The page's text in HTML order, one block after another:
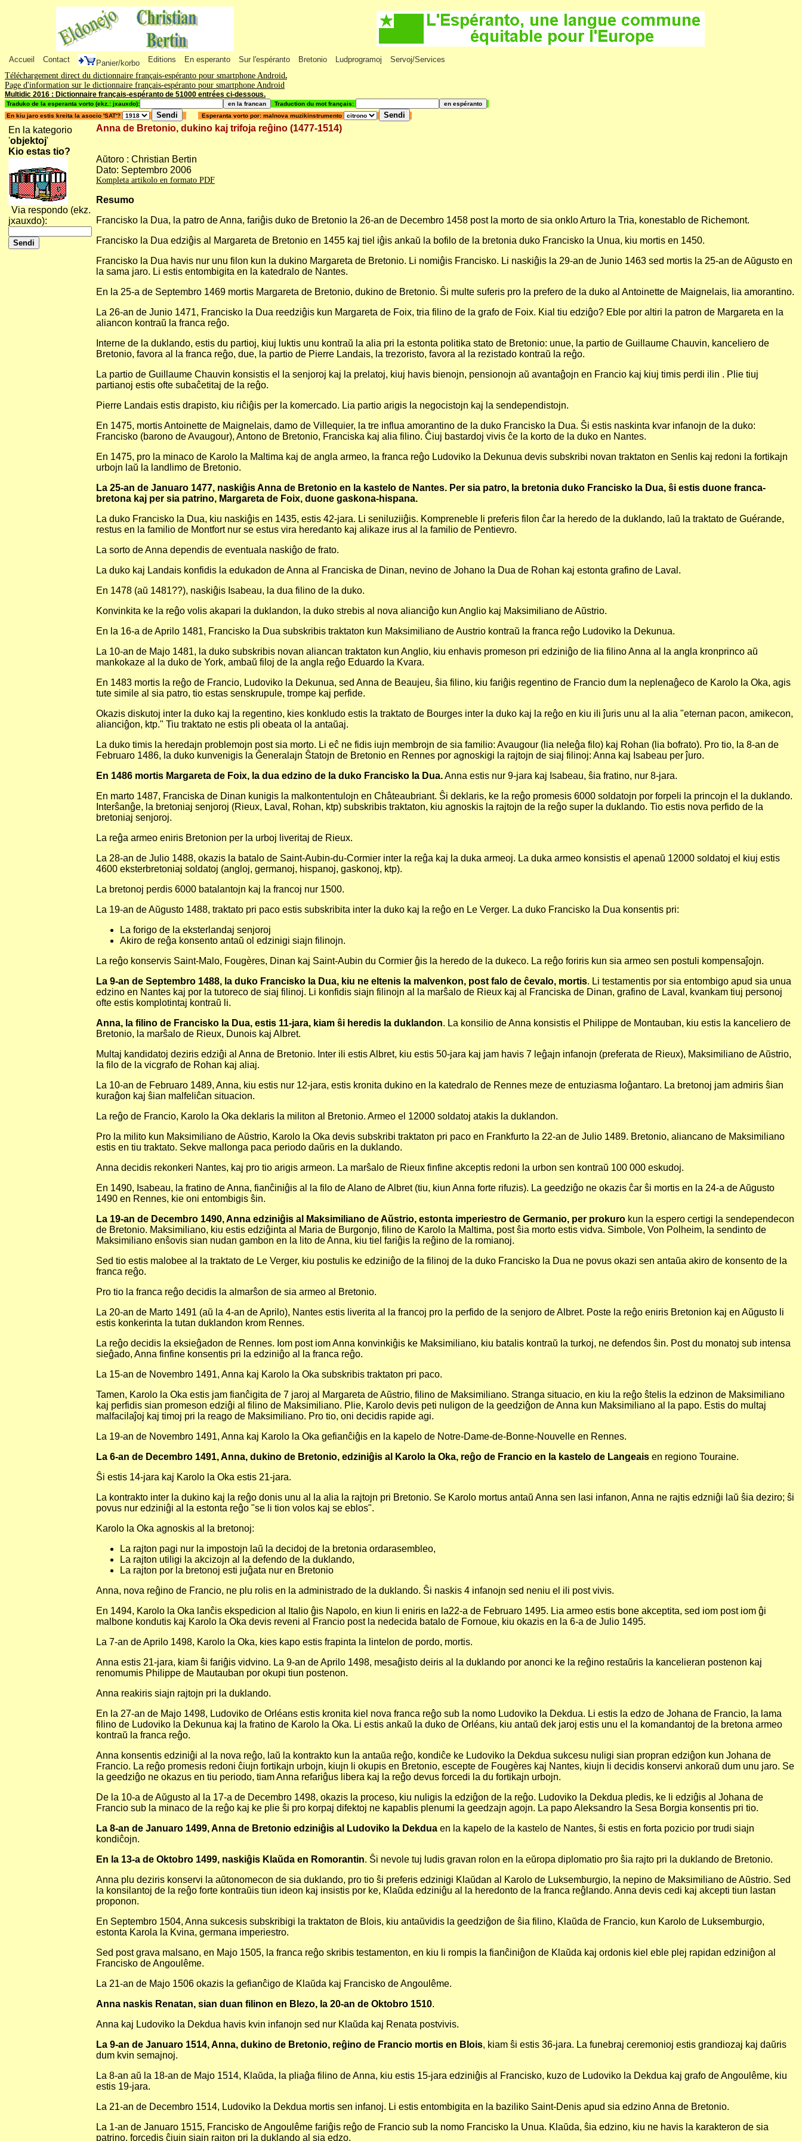
Accueil Contact Panier/korbo Editions En esperanto Sur l'espéranto Bretonio Ludprogramoj
Servoj/Services
Téléchargement direct du dictionnaire français-espéranto pour smartphone Android.
Page d'information sur le dictionnaire français-espéranto pour smartphone Android
Multidic 2016 : Dictionnaire français-espéranto de 51000 entrées ci-dessous.
Traduko de la esperanta vorto (ekz.: jxauxdo):
Traduction du mot français:
En kiu jaro estis kreita la asocio 'SAT'?
Esperanta vorto por: malnova muzikinstrumento
En la kategorio
'objektoj'
Kio estas tio?
Via respondo (ekz.
jxauxdo):
Anna de Bretonio, dukino kaj trifoja reĝino (1477-1514)
Aŭtoro : Christian Bertin
Dato: Septembro 2006
Kompleta artikolo en formato PDF
Resumo
Francisko la Dua, la patro de Anna, fariĝis duko de Bretonio la 26-an de Decembro 1458 post la morto de sia onklo Arturo la Tria, konestablo de Richemont.
Francisko la Dua edziĝis al Margareta de Bretonio en 1455 kaj tiel iĝis ankaŭ la bofilo de la bretonia duko Francisko la Unua, kiu mortis en 1450.
Francisko la Dua havis nur unu filon kun la dukino Margareta de Bretonio. Li nomiĝis Francisko. Li naskiĝis la 29-an de Junio 1463 sed mortis la 25-an de Aŭgusto en
la sama jaro. Li estis entombigita en la katedralo de Nantes.
En la 25-a de Septembro 1469 mortis Margareta de Bretonio, dukino de Bretonio. Ŝi multe suferis pro la prefero de la duko al Antoinette de Maignelais, lia amorantino.
La 26-an de Junio 1471, Francisko la Dua reedziĝis kun Margareta de Foix, tria filino de la grafo de Foix. Kial tiu edziĝo? Eble por altiri la patron de Margareta en la
aliancon kontraŭ la franca reĝo.
Interne de la duklando, estis du partioj, kiuj luktis unu kontraŭ la alia pri la estonta politika stato de Bretonio: unue, la partio de Guillaume Chauvin, kanceliero de
Bretonio, favora al la franca reĝo, due, la partio de Pierre Landais, la trezoristo, favora al la rezistado kontraŭ la reĝo.
La partio de Guillaume Chauvin konsistis el la senjoroj kaj la prelatoj, kiuj havis bienojn, pensionojn aŭ avantaĝojn en Francio kaj kiuj timis perdi ilin . Plie tiuj
partianoj estis ofte subaĉetitaj de la reĝo.
Pierre Landais estis drapisto, kiu riĉiĝis per la komercado. Lia partio arigis la negocistojn kaj la sendependistojn.
En 1475, mortis Antoinette de Maignelais, damo de Villequier, la tre influa amorantino de la duko Francisko la Dua. Ŝi estis naskinta kvar infanojn de la duko:
Francisko (barono de Avaugour), Antono de Bretonio, Franciska kaj alia filino. Ĉiuj bastardoj vivis ĉe la korto de la duko en Nantes.
En 1475, pro la minaco de Karolo la Maltima kaj de angla armeo, la franca reĝo Ludoviko la Dekunua devis subskribi novan traktaton en Senlis kaj redoni la fortikajn
urbojn laŭ la landlimo de Bretonio.
La 25-an de Januaro 1477, naskiĝis Anna de Bretonio en la kastelo de Nantes. Per sia patro, la bretonia duko Francisko la Dua, ŝi estis duone franca-
bretona kaj per sia patrino, Margareta de Foix, duone gaskona-hispana.
La duko Francisko la Dua, kiu naskiĝis en 1435, estis 42-jara. Li seniluziiĝis. Kompreneble li preferis filon ĉar la heredo de la duklando, laŭ la traktato de Guérande,
restus en la familio de Montfort nur se estus vira heredanto kaj alikaze irus al la familio de Pentievro.
La sorto de Anna dependis de eventuala naskiĝo de frato.
La duko kaj Landais konfidis la edukadon de Anna al Franciska de Dinan, nevino de Johano la Dua de Rohan kaj estonta grafino de Laval.
En 1478 (aŭ 1481??), naskiĝis Isabeau, la dua filino de la duko.
Konvinkita ke la reĝo volis akapari la duklandon, la duko strebis al nova alianciĝo kun Anglio kaj Maksimiliano de Aŭstrio.
En la 16-a de Aprilo 1481, Francisko la Dua subskribis traktaton kun Maksimiliano de Austrio kontraŭ la franca reĝo Ludoviko la Dekunua.
La 10-an de Majo 1481, la duko subskribis novan aliancan traktaton kun Anglio, kiu enhavis promeson pri edziniĝo de lia filino Anna al la angla kronprinco aŭ
mankokaze al la duko de York, ambaŭ filoj de la angla reĝo Eduardo la Kvara.
En 1483 mortis la reĝo de Francio, Ludoviko la Dekunua, sed Anna de Beaujeu, ŝia filino, kiu fariĝis regentino de Francio dum la neplenaĝeco de Karolo la Oka, agis
tute simile al sia patro, tio estas senskrupule, trompe kaj perfide.
Okazis diskutoj inter la duko kaj la regentino, kies konkludo estis la traktato de Bourges inter la duko kaj la reĝo en kiu ili ĵuris unu al la alia "eternan pacon, amikecon,
alianciĝon, ktp." Tiu traktato ne estis pli obeata ol la antaŭaj.
La duko timis la heredajn problemojn post sia morto. Li eĉ ne fidis iujn membrojn de sia familio: Avaugour (lia neleĝa filo) kaj Rohan (lia bofrato). Pro tio, la 8-an de
Februaro 1486, la duko kunvenigis la Ĝeneralajn Ŝtatojn de Bretonio en Rennes por agnoskigi la rajtojn de siaj filinoj: Anna kaj Isabeau per ĵuro.
En 1486 mortis Margareta de Foix, la dua edzino de la duko Francisko la Dua.Anna estis nur 9-jara kaj Isabeau, ŝia fratino, nur 8-jara.
En marto 1487, Franciska de Dinan kunigis la malkontentulojn en Châteaubriant. Ŝi deklaris, ke la reĝo promesis 6000 soldatojn por forpeli la princojn el la duklando.
Interŝanĝe, la bretoniaj senjoroj (Rieux, Laval, Rohan, ktp) subskribis traktaton, kiu agnoskis la rajtojn de la reĝo super la duklando. Tio estis nova perfido de la
bretoniaj senjoroj.
La reĝa armeo eniris Bretonion per la urboj liveritaj de Rieux.
La 28-an de Julio 1488, okazis la batalo de Saint-Aubin-du-Cormier inter la reĝa kaj la duka armeoj. La duka armeo konsistis el apenaŭ 12000 soldatoj el kiuj estis
4600 eksterbretoniaj soldatoj (angloj, germanoj, hispanoj, gaskonoj, ktp).
La bretonoj perdis 6000 batalantojn kaj la francoj nur 1500.
La 19-an de Aŭgusto 1488, traktato pri paco estis subskribita inter la duko kaj la reĝo en Le Verger. La duko Francisko la Dua konsentis pri:
La forigo de la eksterlandaj senjoroj
Akiro de reĝa konsento antaŭ ol edzinigi siajn filinojn.
La reĝo konservis Saint-Malo, Fougères, Dinan kaj Saint-Aubin du Cormier ĝis la heredo de la dukeco. La reĝo foriris kun sia armeo sen postuli kompensaĵojn.
La 9-an de Septembro 1488, la duko Francisko la Dua, kiu ne eltenis la malvenkon, post falo de ĉevalo, mortis. Li testamentis por sia entombigo apud sia unua
edzino en Nantes kaj por la tutoreco de siaj filinoj. Li konfidis siajn filinojn al la marŝalo de Rieux kaj al Franciska de Dinan, grafino de Laval, kvankam tiuj personoj
ofte estis komplotintaj kontraŭ li.
Anna, la filino de Francisko la Dua, estis 11-jara, kiam ŝi heredis la duklandon. La konsilio de Anna konsistis el Philippe de Montauban, kiu estis la kanceliero de
Bretonio, la marŝalo de Rieux, Dunois kaj Albret.
Multaj kandidatoj deziris edziĝi al Anna de Bretonio. Inter ili estis Albret, kiu estis 50-jara kaj jam havis 7 leĝajn infanojn (preferata de Rieux), Maksimiliano de Aŭstrio,
la filo de la vicgrafo de Rohan kaj aliaj.
La 10-an de Februaro 1489, Anna, kiu estis nur 12-jara, estis kronita dukino en la katedralo de Rennes meze de entuziasma loĝantaro. La bretonoj jam admiris ŝian
kuraĝon kaj ŝian malfeliĉan situacion.
La reĝo de Francio, Karolo la Oka deklaris la militon al Bretonio. Armeo el 12000 soldatoj atakis la duklandon.
Pro la milito kun Maksimiliano de Aŭstrio, Karolo la Oka devis subskribi traktaton pri paco en Frankfurto la 22-an de Julio 1489. Bretonio, aliancano de Maksimiliano
estis en tiu traktato. Sekve mallonga paca periodo daŭris en la duklando.
Anna decidis rekonkeri Nantes, kaj pro tio arigis armeon. La marŝalo de Rieux finfine akceptis redoni la urbon sen kontraŭ 100 000 eskudoj.
En 1490, Isabeau, la fratino de Anna, fianĉiniĝis al la filo de Alano de Albret (tiu, kiun Anna forte rifuzis). La geedziĝo ne okazis ĉar ŝi mortis en la 24-a de Aŭgusto
1490 en Rennes, kie oni entombigis ŝin.
La 19-an de Decembro 1490, Anna edziniĝis al Maksimiliano de Aŭstrio, estonta imperiestro de Germanio, per prokuro kun la espero certigi la sendependecon
de Bretonio. Maksimiliano, kiu estis edziĝinta al Maria de Burgonjo, filino de Karolo la Maltima, post ŝia morto estis vidva. Simbole, Von Polheim, la sendinto de
Maksimiliano enŝovis sian nudan gambon en la lito de Anna, kiu tiel fariĝis la reĝino de la romianoj.
Sed tio estis malobee al la traktato de Le Verger, kiu postulis ke edziniĝo de la filinoj de la duko Francisko la Dua ne povus okazi sen antaŭa akiro de konsento de la
franca reĝo.
Pro tio la franca reĝo decidis la almarŝon de sia armeo al Bretonio.
La 20-an de Marto 1491 (aŭ la 4-an de Aprilo), Nantes estis liverita al la francoj pro la perfido de la senjoro de Albret. Poste la reĝo eniris Bretonion kaj en Aŭgusto li
estis konkerinta la tutan duklandon krom Rennes.
La reĝo decidis la eksieĝadon de Rennes. Iom post iom Anna konvinkiĝis ke Maksimiliano, kiu batalis kontraŭ la turkoj, ne defendos ŝin. Post du monatoj sub intensa
sieĝado, Anna finfine konsentis pri la edziniĝo al la franca reĝo.
La 15-an de Novembro 1491, Anna kaj Karolo la Oka subskribis traktaton pri paco.
Tamen, Karolo la Oka estis jam fianĉigita de 7 jaroj al Margareta de Aŭstrio, filino de Maksimiliano. Stranga situacio, en kiu la reĝo ŝtelis la edzinon de Maksimiliano
kaj perfidis sian promeson edziĝi al filino de Maksimiliano. Plie, Karolo devis peti nuligon de la geedziĝon de Anna kun Maksimiliano al la papo. Estis do multaj
malfacilaĵoj kaj timoj pri la reago de Maksimiliano. Pro tio, oni decidis rapide agi.
La 19-an de Novembro 1491, Anna kaj Karolo la Oka gefianĉiĝis en la kapelo de Notre-Dame-de-Bonne-Nouvelle en Rennes.
La 6-an de Decembro 1491, Anna, dukino de Bretonio, edziniĝis al Karolo la Oka, reĝo de Francio en la kastelo de Langeais en regiono Touraine.
Ŝi estis 14-jara kaj Karolo la Oka estis 21-jara.
La kontrakto inter la dukino kaj la reĝo donis unu al la alia la rajtojn pri Bretonio. Se Karolo mortus antaŭ Anna sen lasi infanon, Anna ne rajtis edzniĝi laŭ ŝia deziro; ŝi
povus nur edziniĝi al la estonta reĝo "se li tion volos kaj se eblos".
Karolo la Oka agnoskis al la bretonoj:
La rajton pagi nur la impostojn laŭ la decidoj de la bretonia ordarasembleo,
La rajton utiligi la akcizojn al la defendo de la duklando,
La rajton por la bretonoj esti juĝata nur en Bretonio
Anna, nova reĝino de Francio, ne plu rolis en la administrado de la duklando. Ŝi naskis 4 infanojn sed neniu el ili post vivis.
En 1494, Karolo la Oka lanĉis ekspedicion al Italio ĝis Napolo, en kiun li eniris en la22-a de Februaro 1495. Lia armeo estis bone akceptita, sed iom post iom ĝi
malbone kondutis kaj Karolo la Oka devis reveni al Francio post la nedecida batalo de Fornoue, kiu okazis en la 6-a de Julio 1495.
La 7-an de Aprilo 1498, Karolo la Oka, kies kapo estis frapinta la lintelon de pordo, mortis.
Anna estis 21-jara, kiam ŝi fariĝis vidvino. La 9-an de Aprilo 1498, mesaĝisto deiris al la duklando por anonci ke la reĝino restaŭris la kancelieran postenon kaj
renomumis Philippe de Mautauban por okupi tiun postenon.
Anna reakiris siajn rajtojn pri la duklando.
En la 27-an de Majo 1498, Ludoviko de Orléans estis kronita kiel nova franca reĝo sub la nomo Ludoviko la Dekdua. Li estis la edzo de Johana de Francio, la lama
filino de Ludoviko la Dekunua kaj la fratino de Karolo la Oka. Li estis ankaŭ la duko de Orléans, kiu antaŭ dek jaroj estis unu el la komandantoj de la bretona armeo
kontraŭ la franca reĝo.
Anna konsentis edziniĝi al la nova reĝo, laŭ la kontrakto kun la antaŭa reĝo, kondiĉe ke Ludoviko la Dekdua sukcesu nuligi sian propran edziĝon kun Johana de
Francio. La reĝo promesis redoni ĉiujn fortikajn urbojn, kiujn li okupis en Bretonio, escepte de Fougères kaj Nantes, kiujn li decidis konservi ankoraŭ dum unu jaro. Se
la geedziĝo ne okazus en tiu periodo, tiam Anna refariĝus libera kaj la reĝo devus forcedi la du fortikajn urbojn.
De la 10-a de Aŭgusto al la 17-a de Decembro 1498, okazis la proceso, kiu nuligis la edziĝon de la reĝo. Ludoviko la Dekdua pledis, ke li edziĝis al Johana de
Francio sub la minaco de la reĝo kaj ke plie ŝi pro korpaj difektoj ne kapablis plenumi la geedzajn agojn. La papo Aleksandro la Sesa Borgia konsentis pri tio.
La 8-an de Januaro 1499, Anna de Bretonio edziniĝis al Ludoviko la Dekdua en la kapelo de la kastelo de Nantes, ŝi estis en forta pozicio por trudi siajn
kondiĉojn.
En la 13-a de Oktobro 1499, naskiĝis Klaŭda en Romorantin. Ŝi nevole tuj ludis gravan rolon en la eŭropa diplomatio pro ŝia rajto pri la duklando de Bretonio.
Anna plu deziris konservi la aŭtonomecon de sia duklando, pro tio ŝi preferis edzinigi Klaŭdan al Karolo de Luksemburgio, la nepino de Maksimiliano de Aŭstrio. Sed
la konsilantoj de la reĝo forte kontraŭis tiun ideon kaj insistis por ke, Klaŭda edziniĝu al la heredonto de la franca reĝlando. Anna devis cedi kaj akcepti tiun lastan
proponon.
En Septembro 1504, Anna sukcesis subskribigi la traktaton de Blois, kiu antaŭvidis la geedziĝon de ŝia filino, Klaŭda de Francio, kun Karolo de Luksemburgio,
estonta Karola la Kvina, germana imperiestro.
Sed post grava malsano, en Majo 1505, la franca reĝo skribis testamenton, en kiu li rompis la fianĉiniĝon de Klaŭda kaj ordonis kiel eble plej rapidan edziniĝon al
Francisko de Angoulême.
La 21-an de Majo 1506 okazis la gefianĉigo de Klaŭda kaj Francisko de Angoulême.
Anna naskis Renatan, sian duan filinon en Blezo, la 20-an de Oktobro 1510.
Anna kaj Ludoviko la Dekdua havis kvin infanojn sed nur Klaŭda kaj Renata postvivis.
La 9-an de Januaro 1514, Anna, dukino de Bretonio, reĝino de Francio mortis en Blois, kiam ŝi estis 36-jara. La funebraj ceremonioj estis grandiozaj kaj daŭris
dum kvin semajnoj.
La 8-an aŭ la 18-an de Majo 1514, Klaŭda, la pliaĝa filino de Anna, kiu estis 15-jara edziniĝis al Francisko, kuzo de Ludoviko la Dekdua kaj grafo de Angoulême, kiu
estis 19-jara.
La 21-an de Decembro 1514, Ludoviko la Dekdua mortis sen infanoj. Li estis entombigita en la baziliko Saint-Denis apud sia edzino Anna de Bretonio.
La 1-an de Januaro 1515, Francisko de Angoulême fariĝis reĝo de Francio sub la nomo Francisko la Unua. Klaŭda, ŝia edzino, kiu ne havis la karakteron de sia
patrino, forcedis ĉiujn siajn rajton pri la duklando al sia edzo.